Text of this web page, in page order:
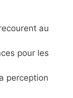
au
pour les
perception